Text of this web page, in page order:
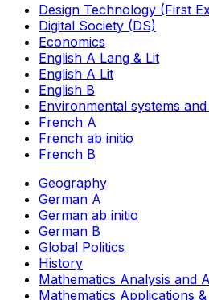
Design Technology (First
Digital Society (DS)
Economics
English A Lang & Lit
English A Lit
English B
Environmental systems
French A
French ab initio
French B
Geography
German A
German ab initio
German B
Global Politics
History
Mathematics Analysis and
Mathematics Applications